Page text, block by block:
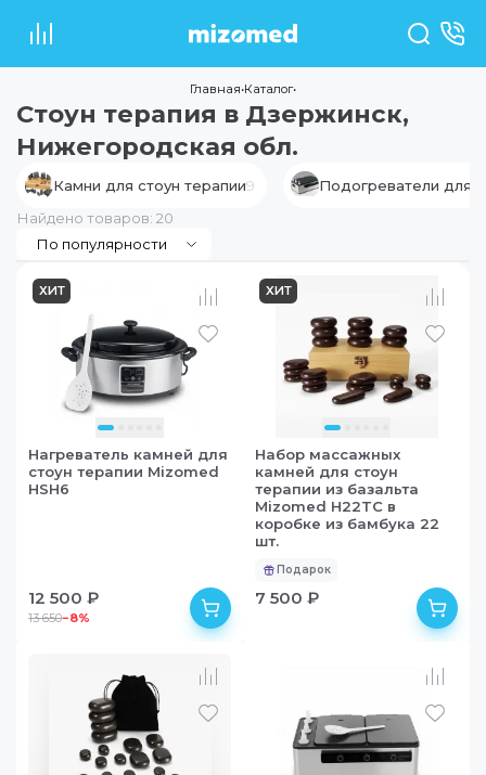
Главная•Каталог•
Стоун терапия в Дзержинск,
Нижегородская обл.
Камни для стоун терапии9
Подогреватели для
Найдено товаров: 20
По популярности
ХИТ
в наличии
Нагреватель камней для
стоун терапии Mizomed
HSH6
12 500 ₽
13 650−8%
ХИТ
в наличии
Набор массажных
камней для стоун
терапии из базальта
Mizomed H22TC в
коробке из бамбука 22
шт.
Подарок
7 500 ₽